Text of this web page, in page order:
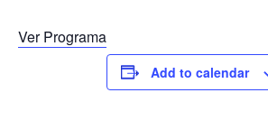
Ver Programa
Add to calendar